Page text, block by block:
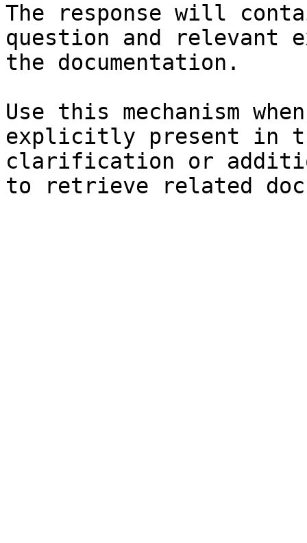
The response will
question and relevant
the documentation.
Use this mechanism
explicitly present in
clarification or